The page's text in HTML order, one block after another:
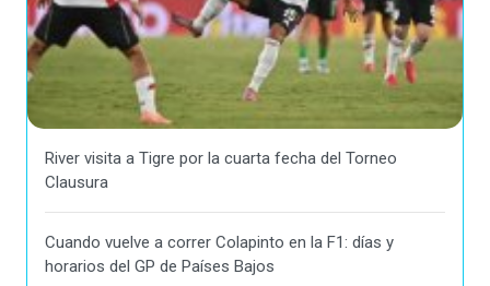
River visita a Tigre por la cuarta fecha del Torneo
Clausura
Cuando vuelve a correr Colapinto en la F1: días y
horarios del GP de Países Bajos